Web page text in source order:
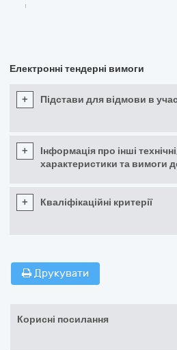
Електронні тендерні вимоги
+ Підстави для відмови в
+
Інформація про інші технічні,
характеристики та вимоги
+ Кваліфікаційні критерії
Друкувати
Корисні посилання